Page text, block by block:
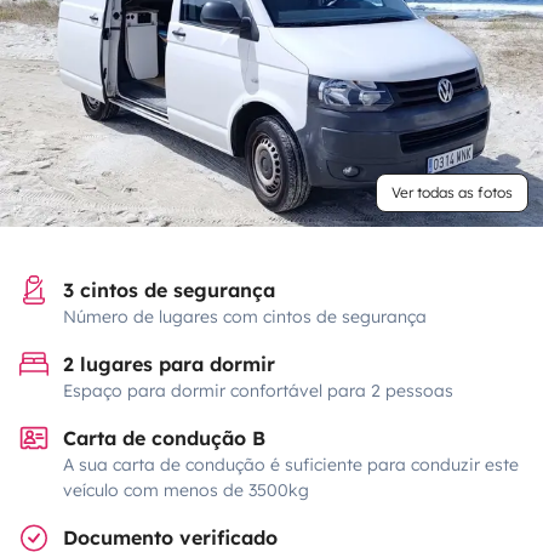
Ver todas as fotos
3 cintos de segurança
Número de lugares com cintos de segurança
2 lugares para dormir
Espaço para dormir confortável para 2 pessoas
Carta de condução B
A sua carta de condução é suficiente para conduzir este
veículo com menos de 3500kg
Documento verificado